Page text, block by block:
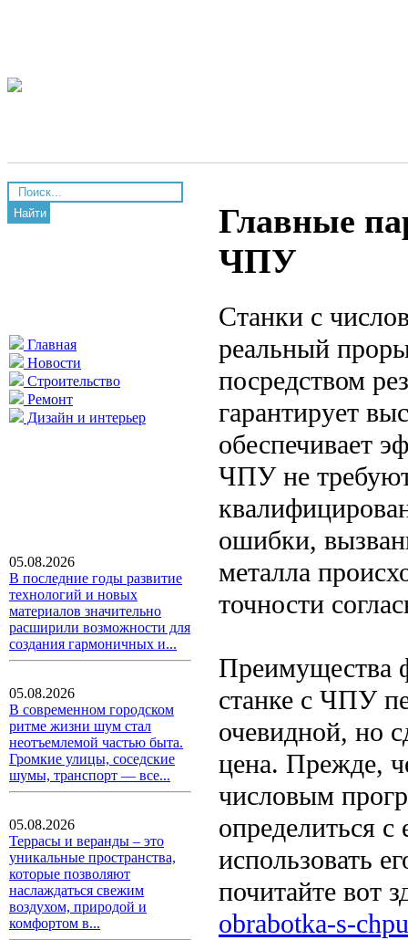
Найти
Главная
Новости
Строительство
Ремонт
Дизайн и интерьер
05.08.2026
В последние годы развитие
технологий и новых
материалов значительно
расширили возможности для
создания гармоничных и...
05.08.2026
В современном городском
ритме жизни шум стал
неотъемлемой частью быта.
Громкие улицы, соседские
шумы, транспорт — все...
05.08.2026
Террасы и веранды – это
уникальные пространства,
которые позволяют
наслаждаться свежим
воздухом, природой и
комфортом в...
Главные
ЧПУ
Станки с
реальный
посредством
гарантирует
обеспечивает
ЧПУ не
ошибки,
металла
точности
Преимущества
станке с ЧПУ
очевидной, но
цена. Прежде,
числовым
определиться
использовать
почитайте вот
obrabotka-s-chpu